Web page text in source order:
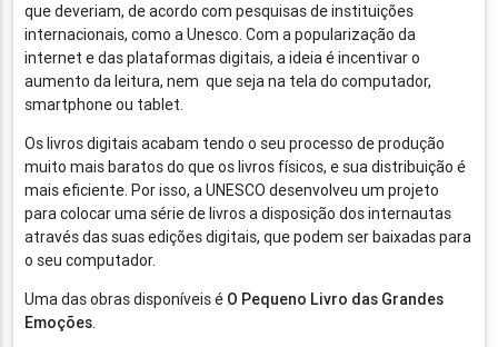
que deveriam, de acordo com pesquisas de instituições
internacionais, como a Unesco. Com a popularização da
internet e das plataformas digitais, a ideia é incentivar o
aumento da leitura, nem que seja na tela do computador,
smartphone ou tablet.
Os livros digitais acabam tendo o seu processo de produção
muito mais baratos do que os livros físicos, e sua distribuição é
mais eficiente. Por isso, a UNESCO desenvolveu um projeto
para colocar uma série de livros a disposição dos internautas
através das suas edições digitais, que podem ser baixadas para
o seu computador.
Uma das obras disponíveis é O Pequeno Livro das Grandes
Emoções.